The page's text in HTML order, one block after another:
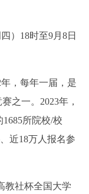
） 18时至9月 8日
，每年一届，是
之一。2023年，
所院校/校
近18万人报名参
教社杯全国大学